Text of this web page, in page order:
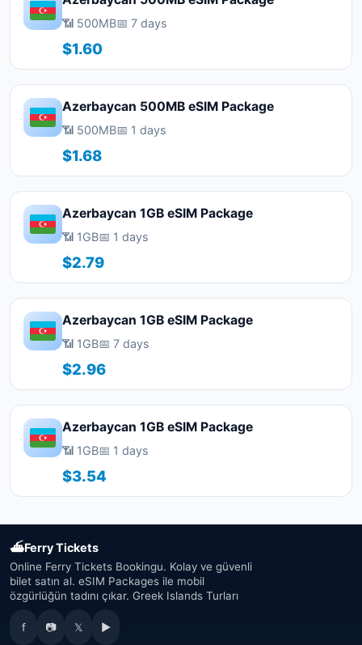
📶 500MB📅 7 days
$1.60
Azerbaycan 500MB eSIM Package
📶 500MB📅 1 days
$1.68
Azerbaycan 1GB eSIM Package
📶 1GB📅 1 days
$2.79
Azerbaycan 1GB eSIM Package
📶 1GB📅 7 days
$2.96
Azerbaycan 1GB eSIM Package
📶 1GB📅 1 days
$3.54
⛴Ferry Tickets
Online Ferry Tickets Bookingu. Kolay ve güvenli
bilet satın al. eSIM Packages ile mobil
özgürlüğün tadını çıkar. Greek Islands Turları
f 📷 𝕏 ▶